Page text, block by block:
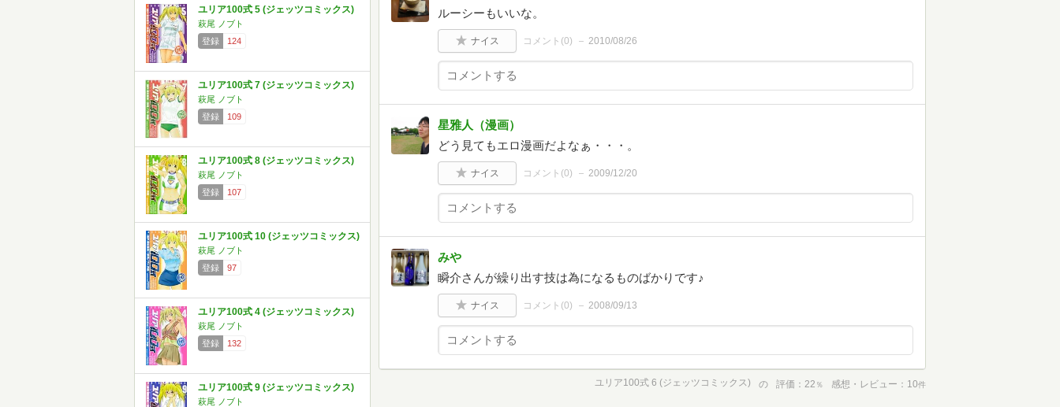
ユリア100式 5 (ジェッツコミックス)
萩尾 ノブト
登録
124
ユリア100式 7 (ジェッツコミックス)
萩尾 ノブト
登録
109
ユリア100式 8 (ジェッツコミックス)
萩尾 ノブト
登録
107
ユリア100式 10 (ジェッツコミックス)
萩尾 ノブト
登録
97
ユリア100式 4 (ジェッツコミックス)
萩尾 ノブト
登録
132
ユリア100式 9 (ジェッツコミックス)
萩尾 ノブト
ルーシーもいいな。
ナイス コメント(0) 2010/08/26
星雅人（漫画）
どう見てもエロ漫画だよなぁ・・・。
ナイス コメント(0) 2009/12/20
みや
瞬介さんが繰り出す技は為になるものばかりです♪
ナイス コメント(0) 2008/09/13
ユリア100式 6 (ジェッツコミックス) の 評価 22 ％ 感想・レビュー 10件